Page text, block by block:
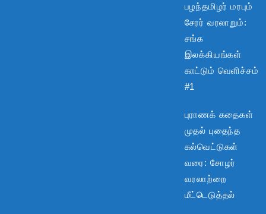
பழந்தமிழர் மரபும்
சேரர் வரலாறும்:
சங்க
இலக்கியங்கள்
காட்டும் வெளிச்சம்
#1
புராணக் கதைகள்
முதல் புதைந்த
கல்வெட்டுகள்
வரை: சோழர்
வரலாற்றை
மீட்டெடுத்தல்